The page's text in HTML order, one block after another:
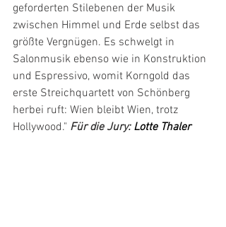
geforderten Stilebenen der Musik
zwischen Himmel und Erde selbst das
größte Vergnügen. Es schwelgt in
Salonmusik ebenso wie in Konstruktion
und Espressivo, womit Korngold das
erste Streichquartett von Schönberg
herbei ruft: Wien bleibt Wien, trotz
Hollywood." Für die Jury: Lotte Thaler